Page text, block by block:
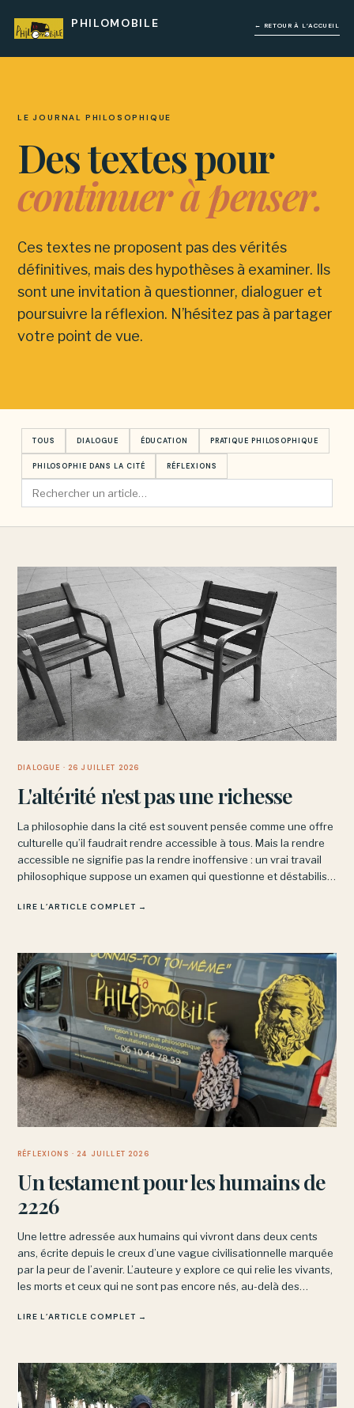
PHILOMOBILE ← RETOUR À L’ACCUEIL
LE JOURNAL PHILOSOPHIQUE
Des textes pour
continuer à penser.
Ces textes ne proposent pas des vérités
définitives, mais des hypothèses à examiner. Ils
sont une invitation à questionner, dialoguer et
poursuivre la réflexion. N’hésitez pas à partager
votre point de vue.
TOUS DIALOGUE ÉDUCATION PRATIQUE PHILOSOPHIQUE
PHILOSOPHIE DANS LA CITÉ RÉFLEXIONS
DIALOGUE · 26 JUILLET 2026
L'altérité n'est pas une richesse
La philosophie dans la cité est souvent pensée comme une offre
culturelle qu’il faudrait rendre accessible à tous. Mais la rendre
accessible ne signifie pas la rendre inoffensive : un vrai travail
philosophique suppose un examen qui questionne et déstabilise,
LIRE L’ARTICLE COMPLET →
RÉFLEXIONS · 24 JUILLET 2026
Un testament pour les humains de
2226
Une lettre adressée aux humains qui vivront dans deux cents
ans, écrite depuis le creux d’une vague civilisationnelle marquée
par la peur de l’avenir. L’auteure y explore ce qui relie les vivants,
les morts et ceux qui ne sont pas encore nés, au-delà des
LIRE L’ARTICLE COMPLET →